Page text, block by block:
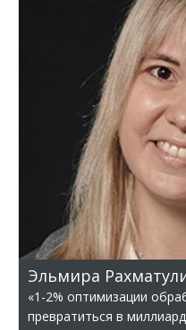
Эльмира
«1-2% оптимизации
превратиться в